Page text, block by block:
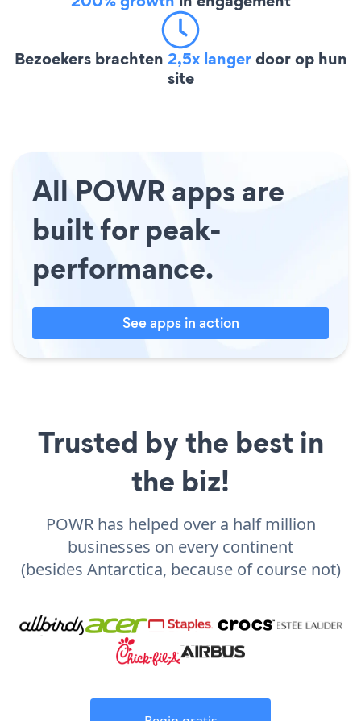
Bezoekers brachten 2,5x langerdoor op hun
site
All POWR apps are
built for peak-
performance.
See apps in action
Trusted by the best in
the biz!
POWR has helped over a half million
businesses on every continent
(besides Antarctica, because of course not)